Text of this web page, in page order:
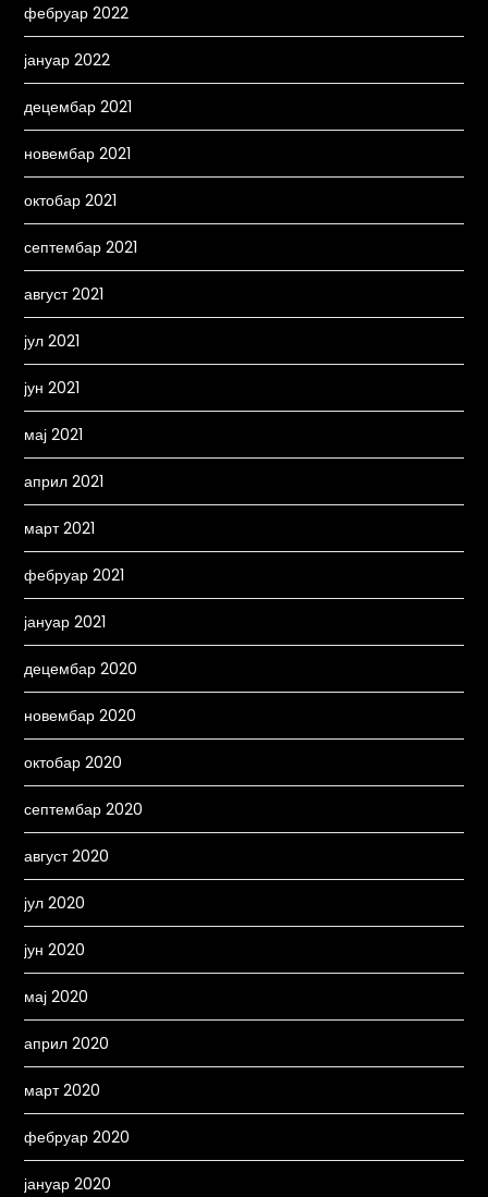
фебруар 2022
јануар 2022
децембар 2021
новембар 2021
октобар 2021
септембар 2021
август 2021
јул 2021
јун 2021
мај 2021
април 2021
март 2021
фебруар 2021
јануар 2021
децембар 2020
новембар 2020
октобар 2020
септембар 2020
август 2020
јул 2020
јун 2020
мај 2020
април 2020
март 2020
фебруар 2020
јануар 2020